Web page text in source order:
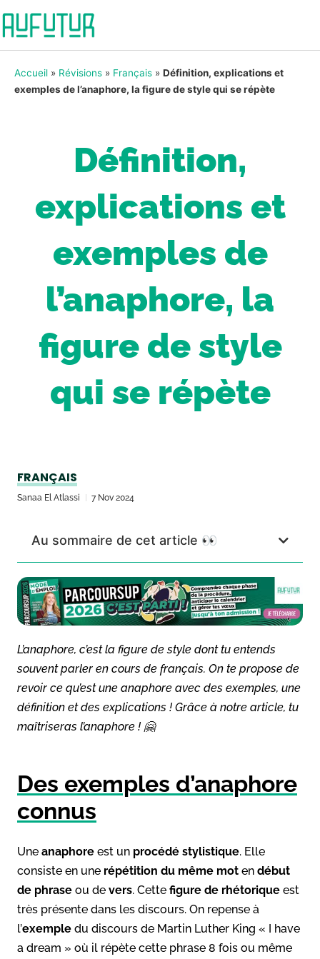
Accueil » Révisions » Français » Définition, explications et
exemples de l’anaphore, la figure de style qui se répète
Définition,
explications et
exemples de
l’anaphore, la
figure de style
qui se répète
FRANÇAIS
Sanaa El Atlassi 7 Nov 2024
Au sommaire de cet article 👀
L’anaphore, c’est la figure de style dont tu entends
souvent parler en cours de français. On te propose de
revoir ce qu’est une anaphore avec des exemples, une
définition et des explications ! Grâce à notre article, tu
maîtriseras l’anaphore ! 🤗
Des exemples d’anaphore
connus
Une anaphore est un procédé stylistique. Elle
consiste en une répétition du même mot en début
de phrase ou de vers. Cette figure de rhétorique est
très présente dans les discours. On repense à
l’exemple du discours de Martin Luther King « I have
a dream » où il répète cette phrase 8 fois ou même